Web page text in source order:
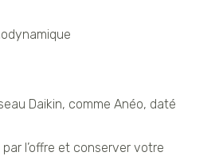
Daikin, comme Anéo, daté
l’offre et conserver votre